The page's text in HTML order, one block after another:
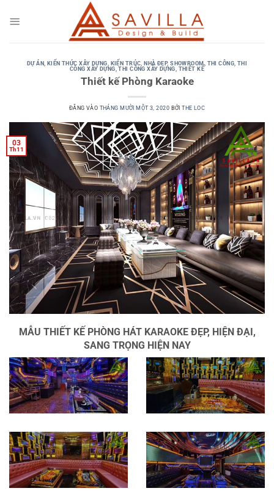
qua
DỰ ÁN, KIẾN THỨC XÂY DỰNG, KIẾN TRÚC, NHÀ ĐẸP,SHOWROOM, THI CÔNG, THI
CÔNG XÂY DỰNG,THI CÔNG XÂY DỰNG, THIẾT KẾ
Thiết kế Phòng Karaoke
ĐĂNG VÀO THÁNG MƯỜI MỘT 3, 2020 BỞITHE LOC
03
Th11
MẪU THIẾT KẾ PHÒNG HÁT KARAOKE ĐẸP, HIỆN ĐẠI,
SANG TRỌNG HIỆN NAY